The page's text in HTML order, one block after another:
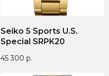
Seiko 5 Sports U.S.
Special SRPK20
45 300 р.